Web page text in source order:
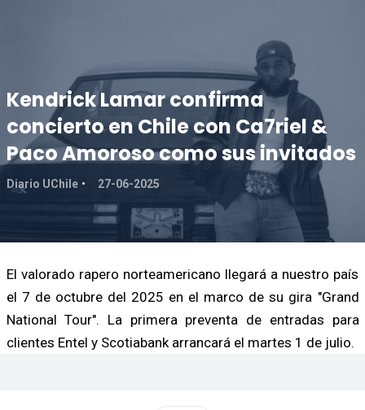
Kendrick Lamar confirma
concierto en Chile con Ca7riel &
Paco Amoroso como sus invitados
Diario UChile 27-06-2025
El valorado rapero norteamericano llegará a nuestro país
el 7 de octubre del 2025 en el marco de su gira "Grand
National Tour". La primera preventa de entradas para
clientes Entel y Scotiabank arrancará el martes 1 de julio.